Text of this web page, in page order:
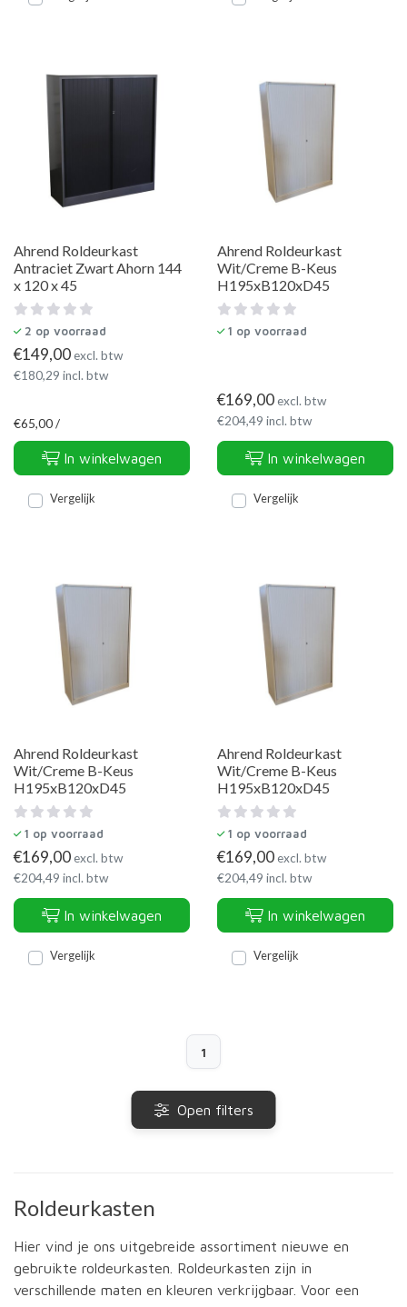
Ahrend Roldeurkast
Antraciet Zwart Ahorn 144
x 120 x 45
2 op voorraad
€149,00excl. btw
€180,29 incl. btw
€65,00 /
In winkelwagen
Vergelijk
Ahrend Roldeurkast
Wit/Creme B-Keus
H195xB120xD45
1 op voorraad
€169,00excl. btw
€204,49 incl. btw
In winkelwagen
Vergelijk
Ahrend Roldeurkast
Wit/Creme B-Keus
H195xB120xD45
1 op voorraad
€169,00excl. btw
€204,49 incl. btw
In winkelwagen
Vergelijk
Ahrend Roldeurkast
Wit/Creme B-Keus
H195xB120xD45
1 op voorraad
€169,00excl. btw
€204,49 incl. btw
In winkelwagen
Vergelijk
1
Open filters
Roldeurkasten
Hier vind je ons uitgebreide assortiment nieuwe en
gebruikte roldeurkasten. Roldeurkasten zijn in
verschillende maten en kleuren verkrijgbaar. Voor een